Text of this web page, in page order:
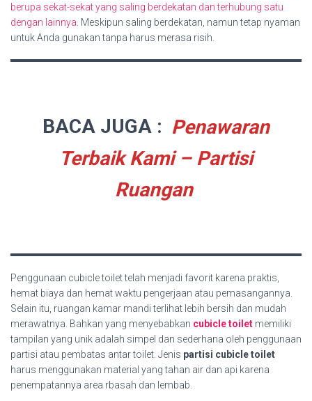
berupa sekat-sekat yang saling berdekatan dan terhubung satu
dengan lainnya. Meskipun saling berdekatan, namun tetap nyaman
untuk Anda gunakan tanpa harus merasa risih.
BACA JUGA : Penawaran
Terbaik Kami – Partisi
Ruangan
Penggunaan cubicle toilet telah menjadi favorit karena praktis,
hemat biaya dan hemat waktu pengerjaan atau pemasangannya.
Selain itu, ruangan kamar mandi terlihat lebih bersih dan mudah
merawatnya. Bahkan yang menyebabkan cubicle toilet memiliki
tampilan yang unik adalah simpel dan sederhana oleh penggunaan
partisi atau pembatas antar toilet. Jenis partisi cubicle toilet
harus menggunakan material yang tahan air dan api karena
penempatannya area rbasah dan lembab.